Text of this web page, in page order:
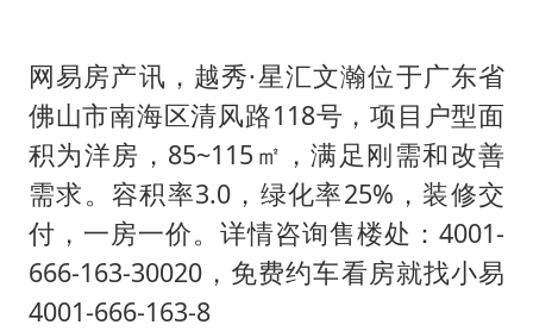
东航：国内客票提前14天免费退改
美股存储板块集体大跌
日本试射“战斧”导弹，国防部回应
广东雷州通报特教老师招聘违规事件
百花奖开幕式
胡彦斌韩磊 谁帮谁
网易房产讯，越秀·星汇文瀚位于广东省
佛山市南海区清风路118号，项目户型面
积为洋房，85~115㎡，满足刚需和改善
需求。容积率3.0，绿化率25%，装修交
付，一房一价。详情咨询售楼处：4001-
666-163-30020，免费约车看房就找小易
4001-666-163-8